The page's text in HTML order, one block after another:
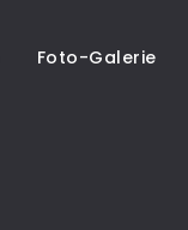
Foto-Galerie